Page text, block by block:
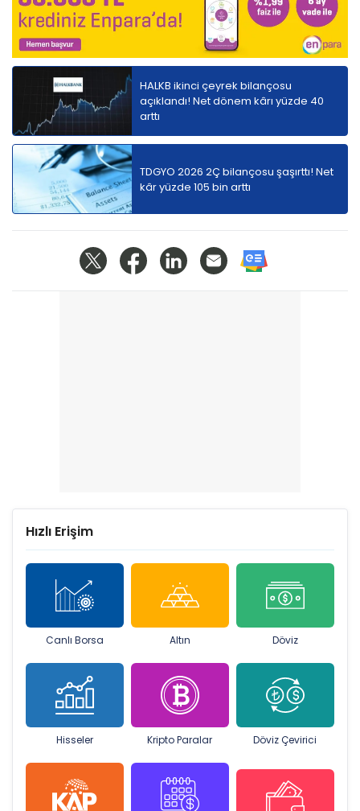
HALKB ikinci çeyrek bilançosu
açıklandı! Net dönem kârı yüzde 40
arttı
TDGYO 2026 2Ç bilançosu şaşırttı! Net
kâr yüzde 105 bin arttı
Hızlı Erişim
Canlı Borsa Altın Döviz
Hisseler Kripto Paralar Döviz Çevirici